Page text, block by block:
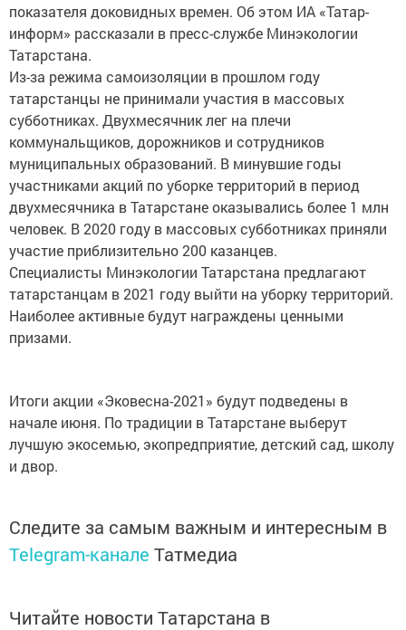
показателя доковидных времен. Об этом ИА «Татар-
информ» рассказали в пресс-службе Минэкологии
Татарстана.
Из-за режима самоизоляции в прошлом году
татарстанцы не принимали участия в массовых
субботниках. Двухмесячник лег на плечи
коммунальщиков, дорожников и сотрудников
муниципальных образований. В минувшие годы
участниками акций по уборке территорий в период
двухмесячника в Татарстане оказывались более 1 млн
человек. В 2020 году в массовых субботниках приняли
участие приблизительно 200 казанцев.
Специалисты Минэкологии Татарстана предлагают
татарстанцам в 2021 году выйти на уборку территорий.
Наиболее активные будут награждены ценными
призами.
Итоги акции «Эковесна-2021» будут подведены в
начале июня. По традиции в Татарстане выберут
лучшую экосемью, экопредприятие, детский сад, школу
и двор.
Следите за самым важным и интересным в
Telegram-канале Татмедиа
Читайте новости Татарстана в